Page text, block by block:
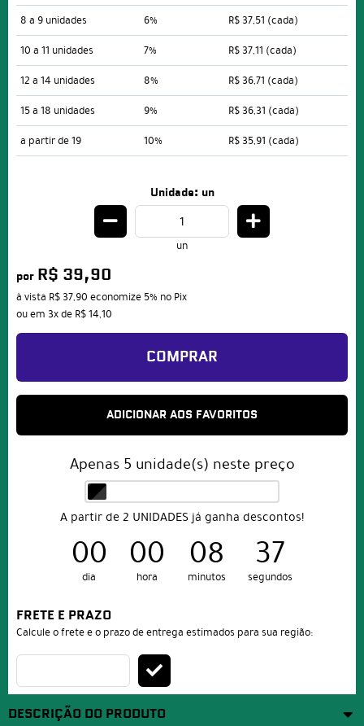
8 a 9 unidades
6% R$ 37,51 (cada)
10 a 11 unidades
7% R$ 37,11 (cada)
12 a 14 unidades
8% R$ 36,71 (cada)
15 a 18 unidades
9% R$ 36,31 (cada)
a partir de 19
10% R$ 35,91 (cada)
Unidade: un
un
por R$ 39,90
à vista R$ 37,90 economize 5% no Pix
ou em 3xde R$ 14,10
COMPRAR
ADICIONAR AOS FAVORITOS
Apenas 5 unidade(s) neste preço
A partir de 2 UNIDADES já ganha descontos!
00
dia
00
hora
08
minutos
37
segundos
FRETE E PRAZO
Calcule o frete e o prazo de entrega estimados para sua região:
DESCRIÇÃO DO PRODUTO